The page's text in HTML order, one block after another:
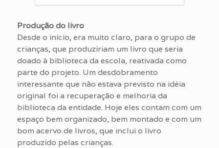
Produção do livro
Desde o início, era muito claro, para o grupo de
crianças, que produziriam um livro que seria
doado à biblioteca da escola, reativada como
parte do projeto. Um desdobramento
interessante que não estava previsto na idéia
original foi a recuperação e melhoria da
biblioteca da entidade. Hoje eles contam com um
espaço bem organizado, bem montado e com um
bom acervo de livros, que inclui o livro
produzido pelas crianças.